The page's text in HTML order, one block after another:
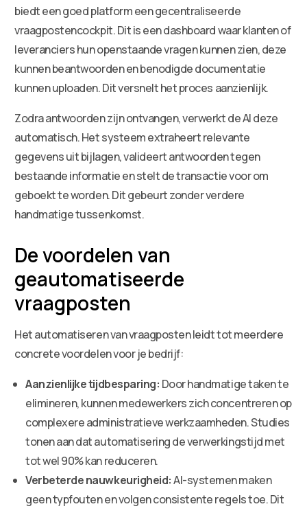
biedt een goed platform een gecentraliseerde
vraagpostencockpit. Dit is een dashboard waar klanten of
leveranciers hun openstaande vragen kunnen zien, deze
kunnen beantwoorden en benodigde documentatie
kunnen uploaden. Dit versnelt het proces aanzienlijk.
Zodra antwoorden zijn ontvangen, verwerkt de AI deze
automatisch. Het systeem extraheert relevante
gegevens uit bijlagen, valideert antwoorden tegen
bestaande informatie en stelt de transactie voor om
geboekt te worden. Dit gebeurt zonder verdere
handmatige tussenkomst.
De voordelen van
geautomatiseerde
vraagposten
Het automatiseren van vraagposten leidt tot meerdere
concrete voordelen voor je bedrijf:
Aanzienlijke tijdbesparing: Door handmatige taken te
elimineren, kunnen medewerkers zich concentreren op
complexere administratieve werkzaamheden. Studies
tonen aan dat automatisering de verwerkingstijd met
tot wel 90% kan reduceren.
Verbeterde nauwkeurigheid:AI-systemen maken
geen typfouten en volgen consistente regels toe. Dit